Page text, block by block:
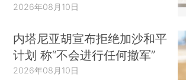
2026年08月10日
内塔尼亚胡宣布拒绝加沙和平
计划 称“不会进行任何撤军”
2026年08月10日